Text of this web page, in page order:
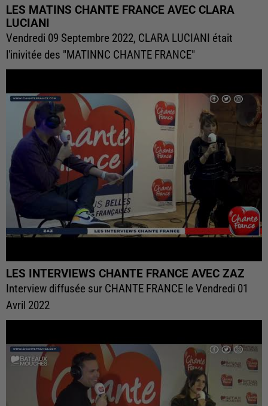
LES MATINS CHANTE FRANCE AVEC CLARA
LUCIANI
Vendredi 09 Septembre 2022, CLARA LUCIANI était
l'inivitée des "MATINNC CHANTE FRANCE"
LES INTERVIEWS CHANTE FRANCE AVEC ZAZ
Interview diffusée sur CHANTE FRANCE le Vendredi 01
Avril 2022